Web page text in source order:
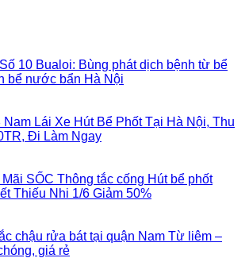
10 Bualoi: Bùng phát dịch bệnh từ bể
bể nước bẩn Hà Nội
Nam Lái Xe Hút Bể Phốt Tại Hà Nội, Thu
Đi Làm Ngay
Mãi SỐC Thông tắc cống Hút bể phốt
Thiếu Nhi 1/6 Giảm 50%
chậu rửa bát tại quận Nam Từ liêm –
giá rẻ